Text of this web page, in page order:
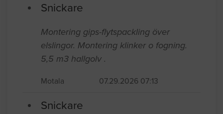
Snickare
Montering gips-flytspackling över
elslingor. Montering klinker o fogning.
5,5 m3 hallgolv .
Motala 07.29.2026 07:13
Snickare